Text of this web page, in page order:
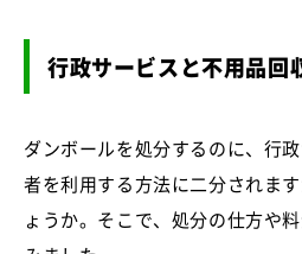
行政サービスと不用品回
ダンボールを処分するのに、行
者を利用する方法に二分されま
ょうか。そこで、処分の仕方や